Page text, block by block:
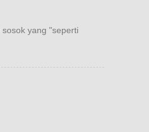
yang "seperti